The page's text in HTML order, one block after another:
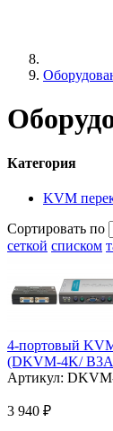
Категория
KVM
Сортировать по
сеткой списком
4-портовый
(DKVM-4K/
Артикул:
3 940 ₽